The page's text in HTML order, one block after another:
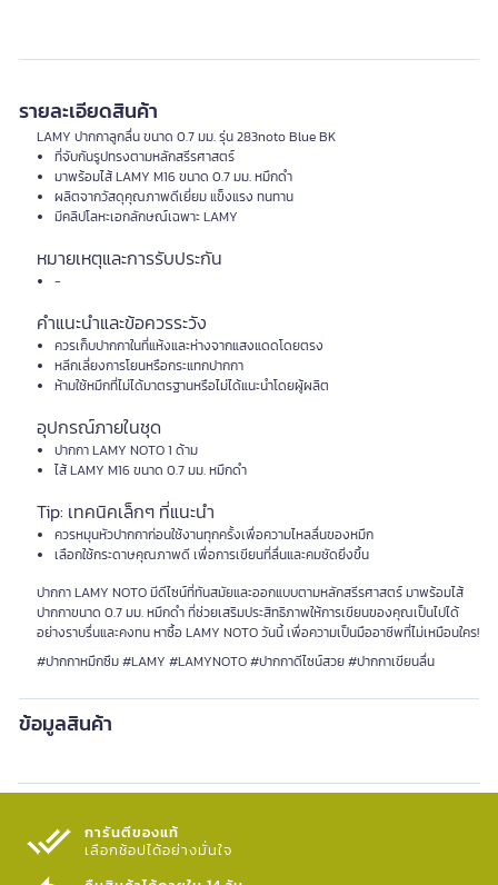
รายละเอียดสินค้า
LAMY ปากกาลูกลื่น ขนาด 0.7 มม. รุ่น 283noto Blue BK
ที่จับกันรูปทรงตามหลักสรีรศาสตร์
มาพร้อมไส้ LAMY M16 ขนาด 0.7 มม. หมึกดำ
ผลิตจากวัสดุคุณภาพดีเยี่ยม แข็งแรง ทนทาน
มีคลิปโลหะเอกลักษณ์เฉพาะ LAMY
หมายเหตุและการรับประกัน
-
คำแนะนำและข้อควรระวัง
ควรเก็บปากกาในที่แห้งและห่างจากแสงแดดโดยตรง
หลีกเลี่ยงการโยนหรือกระแทกปากกา
ห้ามใช้หมึกที่ไม่ได้มาตรฐานหรือไม่ได้แนะนำโดยผู้ผลิต
อุปกรณ์ภายในชุด
ปากกา LAMY NOTO 1 ด้าม
ไส้ LAMY M16 ขนาด 0.7 มม. หมึกดำ
Tip: เทคนิคเล็กๆ ที่แนะนำ
ควรหมุนหัวปากกาก่อนใช้งานทุกครั้งเพื่อความไหลลื่นของหมึก
เลือกใช้กระดาษคุณภาพดี เพื่อการเขียนที่ลื่นและคมชัดยิ่งขึ้น
ปากกา LAMY NOTO มีดีไซน์ที่ทันสมัยและออกแบบตามหลักสรีรศาสตร์ มาพร้อมไส้
ปากกาขนาด 0.7 มม. หมึกดำ ที่ช่วยเสริมประสิทธิภาพให้การเขียนของคุณเป็นไปได้
อย่างราบรื่นและคงทน หาซื้อ LAMY NOTO วันนี้ เพื่อความเป็นมืออาชีพที่ไม่เหมือนใคร!
#ปากกาหมึกซึม #LAMY #LAMYNOTO #ปากกาดีไซน์สวย #ปากกาเขียนลื่น
ข้อมูลสินค้า
การันตีของแท้
เลือกช้อปได้อย่างมั่นใจ​